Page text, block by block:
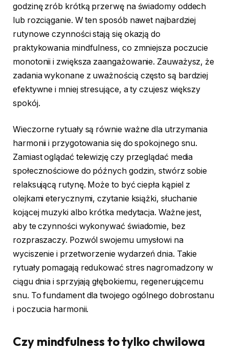
godzinę zrób krótką przerwę na świadomy oddech
lub rozciąganie. W ten sposób nawet najbardziej
rutynowe czynności stają się okazją do
praktykowania mindfulness, co zmniejsza poczucie
monotonii i zwiększa zaangażowanie. Zauważysz, że
zadania wykonane z uważnością często są bardziej
efektywne i mniej stresujące, a ty czujesz większy
spokój.
Wieczorne rytuały są równie ważne dla utrzymania
harmonii i przygotowania się do spokojnego snu.
Zamiast oglądać telewizję czy przeglądać media
społecznościowe do późnych godzin, stwórz sobie
relaksującą rutynę. Może to być ciepła kąpiel z
olejkami eterycznymi, czytanie książki, słuchanie
kojącej muzyki albo krótka medytacja. Ważne jest,
aby te czynności wykonywać świadomie, bez
rozpraszaczy. Pozwól swojemu umysłowi na
wyciszenie i przetworzenie wydarzeń dnia. Takie
rytuały pomagają redukować stres nagromadzony w
ciągu dnia i sprzyjają głębokiemu, regenerującemu
snu. To fundament dla twojego ogólnego dobrostanu
i poczucia harmonii.
Czy mindfulness to tylko chwilowa